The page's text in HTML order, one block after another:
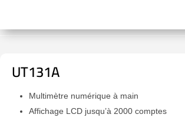
UT131A
Multimètre numérique à main
Affichage LCD jusqu’à 2000 comptes